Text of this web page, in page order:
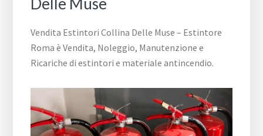
Vendita Estintori Collina Delle Muse – Estintore
Roma è Vendita, Noleggio, Manutenzione e
Ricariche di estintori e materiale antincendio.